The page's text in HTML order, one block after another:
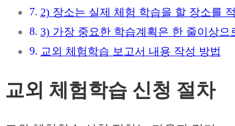
2) 장소는 실제 체험 학습을 할 장소를
3) 가장 중요한 학습계획은 한 줄이상으
교외 체험학습 보고서 내용 작성 방법
교외 체험학습 신청 절차